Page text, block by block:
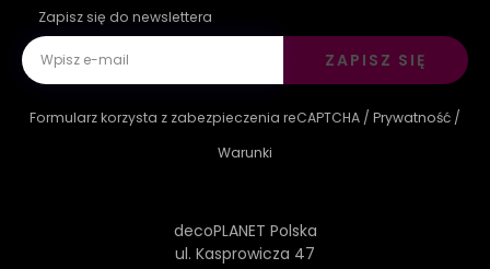
Zapisz się do newslettera
ZAPISZ SIĘ
Formularz korzysta z zabezpieczenia reCAPTCHA / Prywatność /
Warunki
decoPLANET Polska
ul. Kasprowicza 47